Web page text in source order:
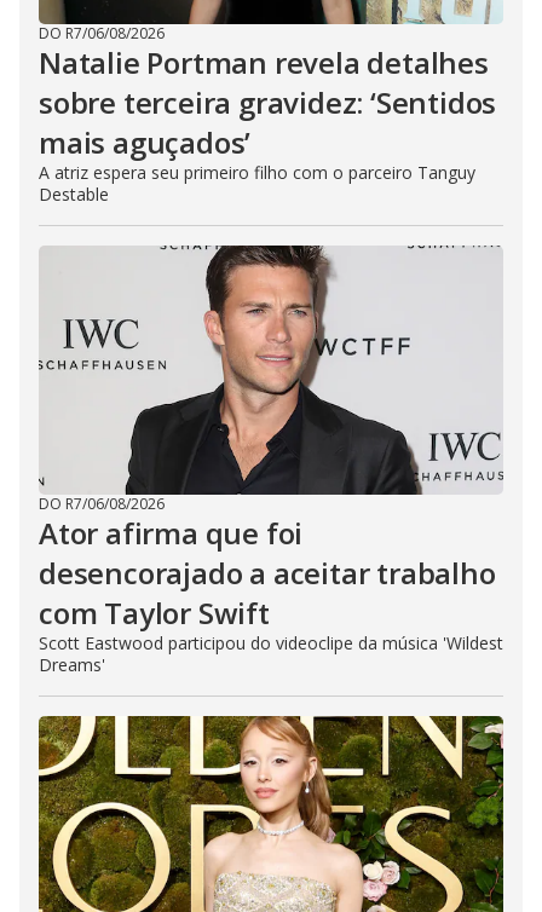
DO R7/06/08/2026
Natalie Portman revela detalhes
sobre terceira gravidez: ‘Sentidos
mais aguçados’
A atriz espera seu primeiro filho com o parceiro Tanguy
Destable
DO R7/06/08/2026
Ator afirma que foi
desencorajado a aceitar trabalho
com Taylor Swift
Scott Eastwood participou do videoclipe da música 'Wildest
Dreams'